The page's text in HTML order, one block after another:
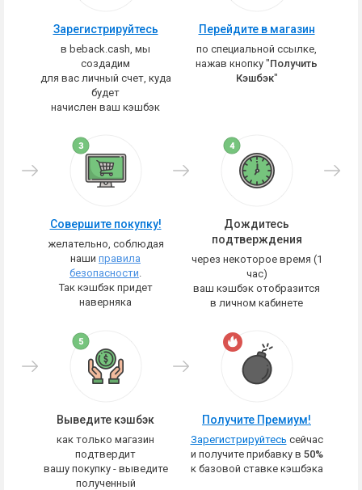
Зарегистрируйтесь
в beback.cash, мы
создадим
для вас личный счет, куда
будет
начислен ваш кэшбэк
Перейдите в магазин
по специальной ссылке,
нажав кнопку "Получить
Кэшбэк"
Совершите покупку!
желательно, соблюдая
наши правила
безопасности
Так кэшбэк придет
наверняка
Дождитесь
подтверждения
через некоторое время (1
час)
ваш кэшбэк отобразится
в личном кабинете
Выведите кэшбэк
как только магазин
подтвердит
вашу покупку - выведите
полученный
Получите Премиум!
Зарегистрируйтесь сейчас
и получите прибавку в 50%
к базовой ставке кэшбэка